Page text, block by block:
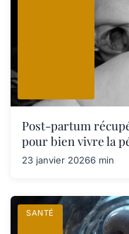
Post-partum
pour bien vivre la
23 janvier 20266 min
SANTÉ